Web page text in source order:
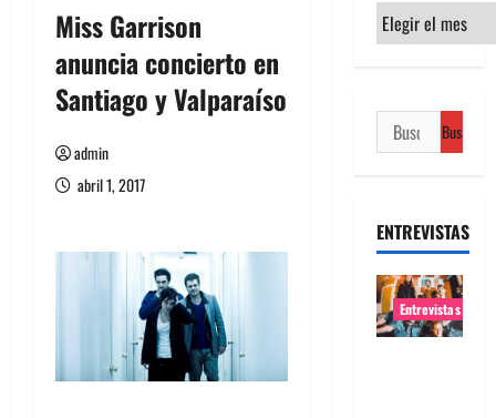
Miss Garrison
anuncia concierto en
Santiago y Valparaíso
admin
abril 1, 2017
Archivos
Buscar:
ENTREVISTAS
Entrevistas